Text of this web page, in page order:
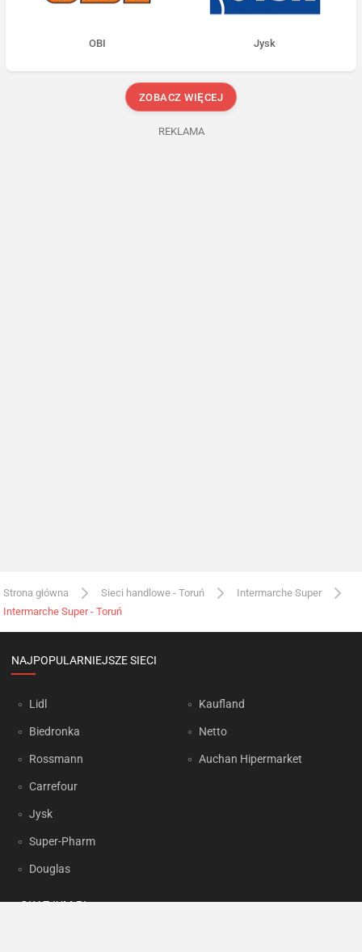
OBI Jysk
ZOBACZ WIĘCEJ
REKLAMA
Strona główna Sieci handlowe - Toruń
Intermarche Super
Intermarche Super - Toruń
NAJPOPULARNIEJSZE SIECI
Lidl
Biedronka
Rossmann
Carrefour
Jysk
Super-Pharm
Douglas
Kaufland
Netto
Auchan Hipermarket
OKAZJUM.PL